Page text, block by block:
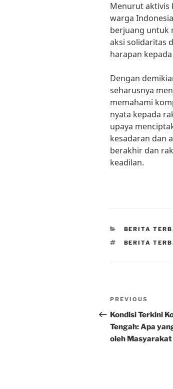
Menurut aktivis
warga
berjuang untuk
aksi solidaritas
harapan
Dengan
seharusnya
memahami
nyata kepada
upaya
kesadaran dan
berakhir dan
keadilan.
CATEGORIES
BERITA
TAGS
BERITA
Post
Previous
Post
PREVIOUS
Kondisi Terkini
Tengah: Apa
oleh Masyarakat